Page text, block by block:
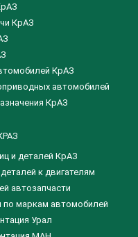
КрАЗ
КрАЗ
автомобилей
КрАЗ
и деталей КрАЗ
к двигателям
автозапчасти
по маркам автомобилей
Урал